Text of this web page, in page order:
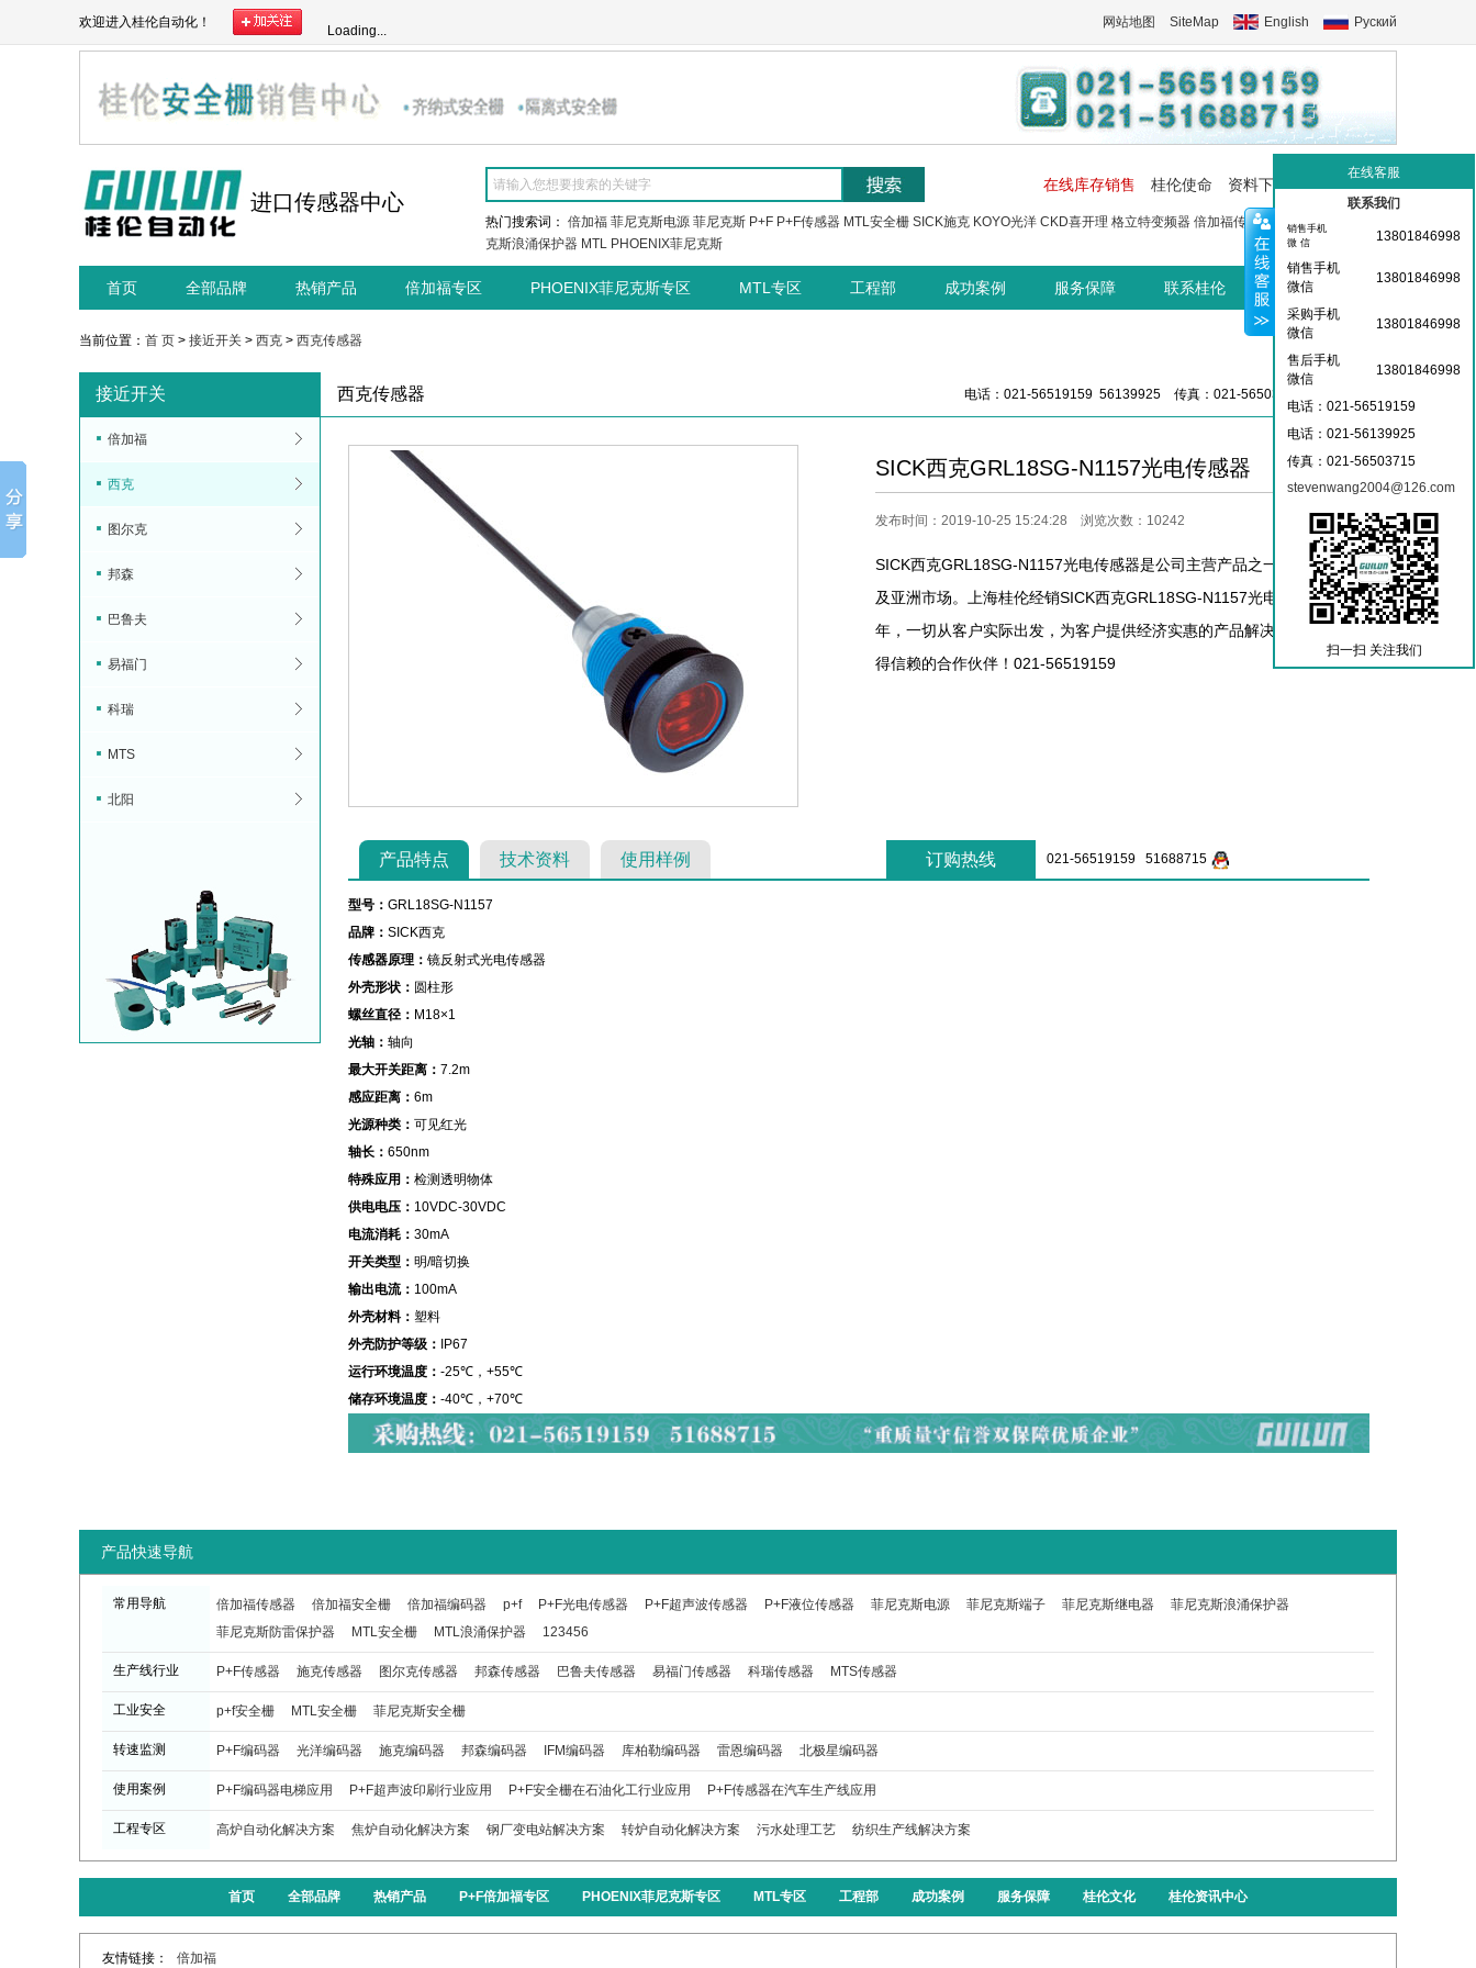
欢迎进入桂伦自动化！
Loading...
网站地图 SiteMap English Руский
进口传感器中心
在线库存销售 桂伦使命 资料下载 工控交流中心
热门搜索词： 倍加福 菲尼克斯电源 菲尼克斯 P+F P+F传感器 MTL安全栅 SICK施克 KOYO光洋 CKD喜开理 格立特变频器 倍加福传感器 菲尼克斯端子
克斯浪涌保护器 MTL PHOENIX菲尼克斯
首页 全部品牌 热销产品 倍加福专区 PHOENIX菲尼克斯专区 MTL专区 工程部 成功案例 服务保障 联系桂伦 桂伦资讯中心
当前位置： 首 页 > 接近开关 > 西克 > 西克传感器
接近开关
倍加福
西克
图尔克
邦森
巴鲁夫
易福门
科瑞
MTS
北阳
西克传感器 电话：021-56519159 56139925 传真：021-56503715 36359826
SICK西克GRL18SG-N1157光电传感器
发布时间：2019-10-25 15:24:28 浏览次数：10242
SICK西克GRL18SG-N1157光电传感器是公司主营产品之一，热销欧美
及亚洲市场。上海桂伦经销SICK西克GRL18SG-N1157光电传感器十
年，一切从客户实际出发，为客户提供经济实惠的产品解决方案，是您值
得信赖的合作伙伴！021-56519159
产品特点 技术资料 使用样例 订购热线 021-56519159 51688715
型号： GRL18SG-N1157
品牌： SICK西克
传感器原理： 镜反射式光电传感器
外壳形状： 圆柱形
螺丝直径： M18×1
光轴： 轴向
最大开关距离： 7.2m
感应距离： 6m
光源种类： 可见红光
轴长： 650nm
特殊应用： 检测透明物体
供电电压： 10VDC-30VDC
电流消耗： 30mA
开关类型： 明/暗切换
输出电流： 100mA
外壳材料： 塑料
外壳防护等级：
IP67
运行环境温度： -25℃，+55℃
储存环境温度： -40℃，+70℃
产品快速导航
常用导航 倍加福传感器 倍加福安全栅 倍加福编码器 p+f P+F光电传感器 P+F超声波传感器 P+F液位传感器 菲尼克斯电源 菲尼克斯端子 菲尼克斯继电器
菲尼克斯浪涌保护器
菲尼克斯防雷保护器
MTL安全栅 MTL浪涌保护器 123456
生产线行业 P+F传感器 施克传感器 图尔克传感器 邦森传感器 巴鲁夫传感器 易福门传感器 科瑞传感器 MTS传感器
工业安全 p+f安全栅 MTL安全栅 菲尼克斯安全栅
转速监测 P+F编码器 光洋编码器 施克编码器 邦森编码器 IFM编码器 库柏勒编码器 雷恩编码器 北极星编码器
使用案例 P+F编码器电梯应用 P+F超声波印刷行业应用 P+F安全栅在石油化工行业应用 P+F传感器在汽车生产线应用
工程专区 高炉自动化解决方案 焦炉自动化解决方案 钢厂变电站解决方案 转炉自动化解决方案 污水处理工艺 纺织生产线解决方案
首页 全部品牌 热销产品 P+F倍加福专区 PHOENIX菲尼克斯专区 MTL专区 工程部 成功案例 服务保障 桂伦文化 桂伦资讯中心
友情链接： 倍加福
在线客服
联系我们
销售手机
微 信
13801846998
销售手机
微信
13801846998
采购手机
微信
13801846998
售后手机
微信
13801846998
电话：021-56519159
电话：021-56139925
传真：021-56503715
stevenwang2004@126.com
扫一扫 关注我们